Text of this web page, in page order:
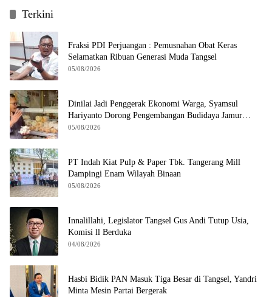
Terkini
Fraksi PDI Perjuangan : Pemusnahan Obat Keras
Selamatkan Ribuan Generasi Muda Tangsel
05/08/2026
Dinilai Jadi Penggerak Ekonomi Warga, Syamsul
Hariyanto Dorong Pengembangan Budidaya Jamur
Crispy di Serpong
05/08/2026
PT Indah Kiat Pulp & Paper Tbk. Tangerang Mill
Dampingi Enam Wilayah Binaan
05/08/2026
Innalillahi, Legislator Tangsel Gus Andi Tutup Usia,
Komisi ll Berduka
04/08/2026
Hasbi Bidik PAN Masuk Tiga Besar di Tangsel, Yandri
Minta Mesin Partai Bergerak